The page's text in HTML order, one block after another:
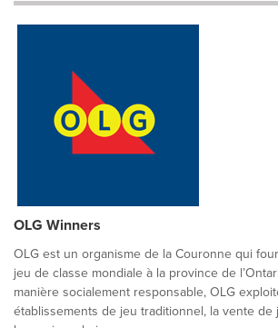
OLG Winners
OLG est un organisme de la Couronne qui
jeu de classe mondiale à la province de
manière socialement responsable, OLG
établissements de jeu traditionnel, la vente